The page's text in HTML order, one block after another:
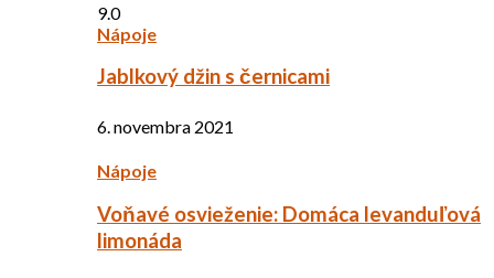
9.0
Nápoje
Jablkový džin s černicami
6. novembra 2021
Nápoje
Voňavé osvieženie: Domáca levanduľová
limonáda